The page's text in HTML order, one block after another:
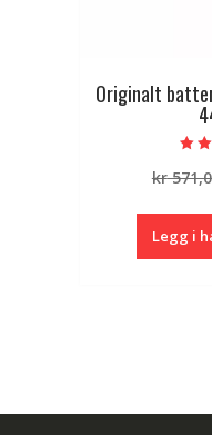
Originalt
kr
Legg i